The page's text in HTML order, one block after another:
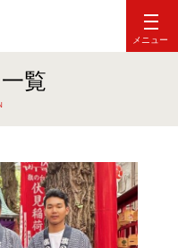
メニュー
覧